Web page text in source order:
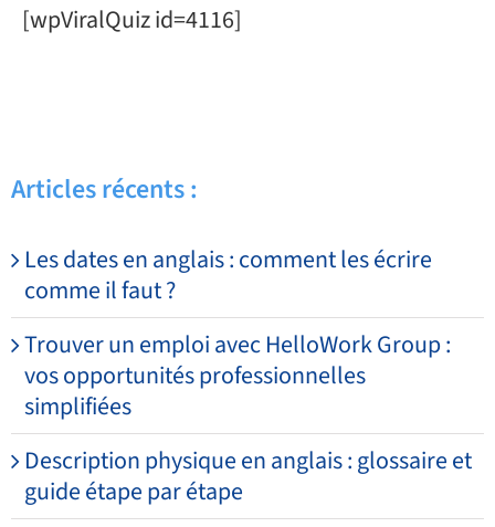
[wpViralQuiz id=4116]
Articles récents :
Les dates en anglais : comment les écrire
comme il faut ?
Trouver un emploi avec HelloWork Group :
vos opportunités professionnelles
simplifiées
Description physique en anglais : glossaire et
guide étape par étape